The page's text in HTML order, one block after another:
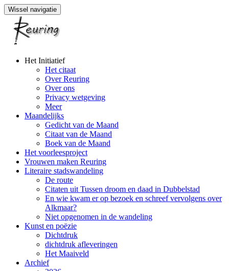
Wissel navigatie
Naar
Het Initiatief
Het citaat
Over Reuring
Over ons
Privacy wetgeving
Meer
Maandelijks
Gedicht van de Maand
Citaat van de Maand
Boek van de Maand
Het voorleesproject
Vrouwen maken Reuring
Literaire stadswandeling
De route
Citaten uit Tussen droom en daad in Dubbelstad
En wie kwam er op bezoek en schreef vervolgens over
Alkmaar?
Niet opgenomen in de wandeling
Kunst en poëzie
Dichtdruk
dichtdruk afleveringen
Het Maaiveld
Archief